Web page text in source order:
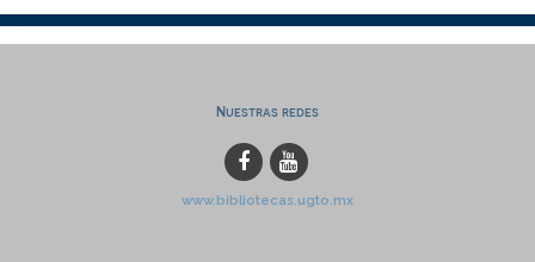
Nuestras redes
www.bibliotecas.ugto.mx